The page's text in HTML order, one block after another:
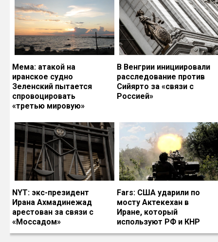
Мема: атакой на
иранское судно
Зеленский пытается
спровоцировать
«третью мировую»
В Венгрии инициировали
расследование против
Сийярто за «связи с
Россией»
NYT: экс-президент
Ирана Ахмадинежад
арестован за связи с
«Моссадом»
Fars: США ударили по
мосту Актекехан в
Иране, который
используют РФ и КНР